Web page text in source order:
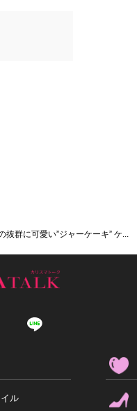
抜群に可愛い”ジャーケーキ” ケ...
ル